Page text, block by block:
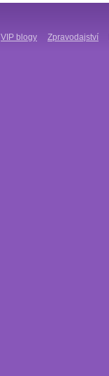
VIP blogy Zpravodajství